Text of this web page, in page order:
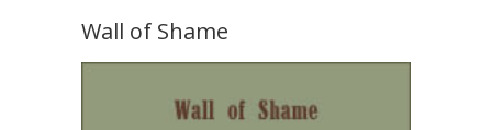
Wall of Shame